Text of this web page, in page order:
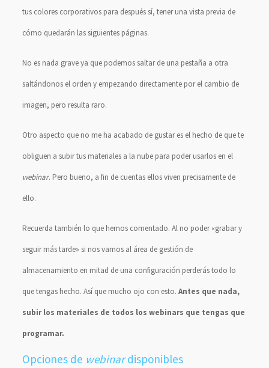
tus colores corporativos para después sí, tener una vista previa de
cómo quedarán las siguientes páginas.
No es nada grave ya que podemos saltar de una pestaña a otra
saltándonos el orden y empezando directamente por el cambio de
imagen, pero resulta raro.
Otro aspecto que no me ha acabado de gustar es el hecho de que te
obliguen a subir tus materiales a la nube para poder usarlos en el
webinar. Pero bueno, a fin de cuentas ellos viven precisamente de
ello.
Recuerda también lo que hemos comentado. Al no poder «grabar y
seguir más tarde» si nos vamos al área de gestión de
almacenamiento en mitad de una configuración perderás todo lo
que tengas hecho. Así que mucho ojo con esto. Antes que nada,
subir los materiales de todos los webinars que tengas que
programar.
Opciones de webinardisponibles